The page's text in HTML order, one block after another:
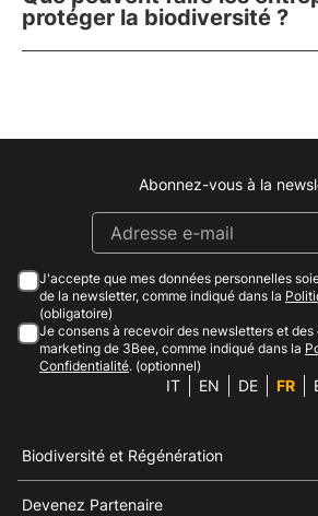
protéger la biodiversité ?
Linkedin
Youtube
Abonnez-vous à la
J'accepte que mes données personnelles
de la newsletter, comme indiqué dans la
(obligatoire)
Je consens à recevoir des newsletters et
marketing de 3Bee, comme indiqué dans la
Confidentialité. (optionnel)
IT EN DE FR
Biodiversité et Régénération
Devenez Partenaire